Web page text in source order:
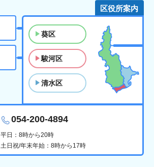
区役所案内
葵区
駿河区
清水区
054-200-4894
平日：8時から20時
土日祝/年末年始：8時から17時